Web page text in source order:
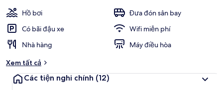
Hồ bơi
Đưa đón sân bay
Có bãi đậu xe
Wifi miễn phí
Nhà hàng
Máy điều hòa
Xem tất cả
Các tiện nghi chính (12)